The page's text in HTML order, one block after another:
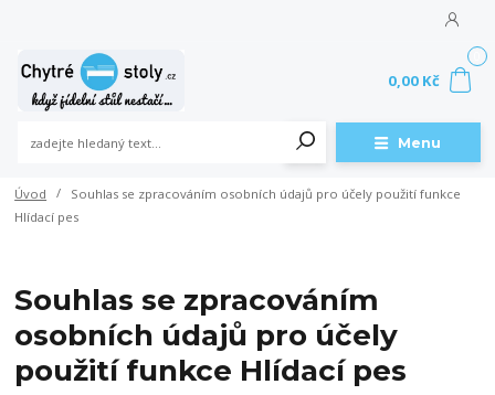
Menu
0,00 Kč
Úvod
Souhlas se zpracováním osobních údajů pro účely použití funkce
Hlídací pes
Souhlas se zpracováním
osobních údajů pro účely
použití funkce Hlídací pes